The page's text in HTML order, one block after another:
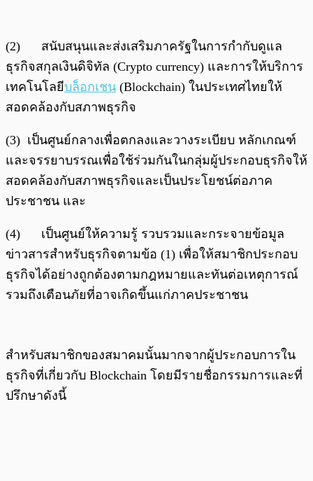
(2) สนับสนุนและส่งเสริมภาครัฐในการกำกับดูแล
ธุรกิจสกุลเงินดิจิทัล (Crypto currency) และการให้บริการ
เทคโนโลยีบล็อกเชน (Blockchain) ในประเทศไทยให้
สอดคล้องกับสภาพธุรกิจ
(3) เป็นศูนย์กลางเพื่อตกลงและวางระเบียบ หลักเกณฑ์
และจรรยาบรรณเพื่อใช้ร่วมกันในกลุ่มผู้ประกอบธุรกิจให้
สอดคล้องกับสภาพธุรกิจและเป็นประโยชน์ต่อภาค
ประชาชน และ
(4) เป็นศูนย์ให้ความรู้ รวบรวมและกระจายข้อมูล
ข่าวสารสำหรับธุรกิจตามข้อ (1) เพื่อให้สมาชิกประกอบ
ธุรกิจได้อย่างถูกต้องตามกฎหมายและทันต่อเหตุการณ์
รวมถึงเตือนภัยที่อาจเกิดขึ้นแก่ภาคประชาชน
สำหรับสมาชิกของสมาคมนั้นมากจากผู้ประกอบการใน
ธุรกิจที่เกี่ยวกับ Blockchain โดยมีรายชื่อกรรมการและที่
ปรึกษาดังนี้